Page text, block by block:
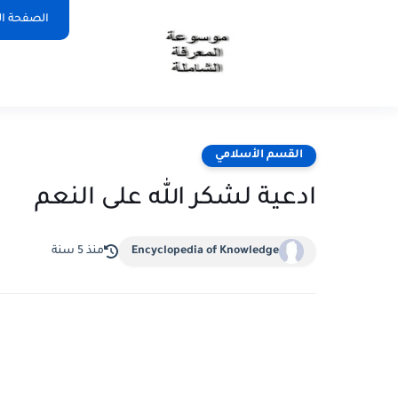
الصفحة
القسم الأسلامي
ادعية لشكر الله على النعم
Encyclopedia of Knowledge منذ 5 سنة